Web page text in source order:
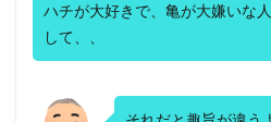
ハチが大好きで、亀が大嫌いな
して、、